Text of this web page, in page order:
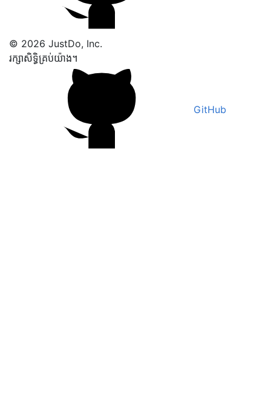
© 2026 JustDo, Inc.
រក្សាសិទ្ធិគ្រប់យ៉ាង។
GitHub